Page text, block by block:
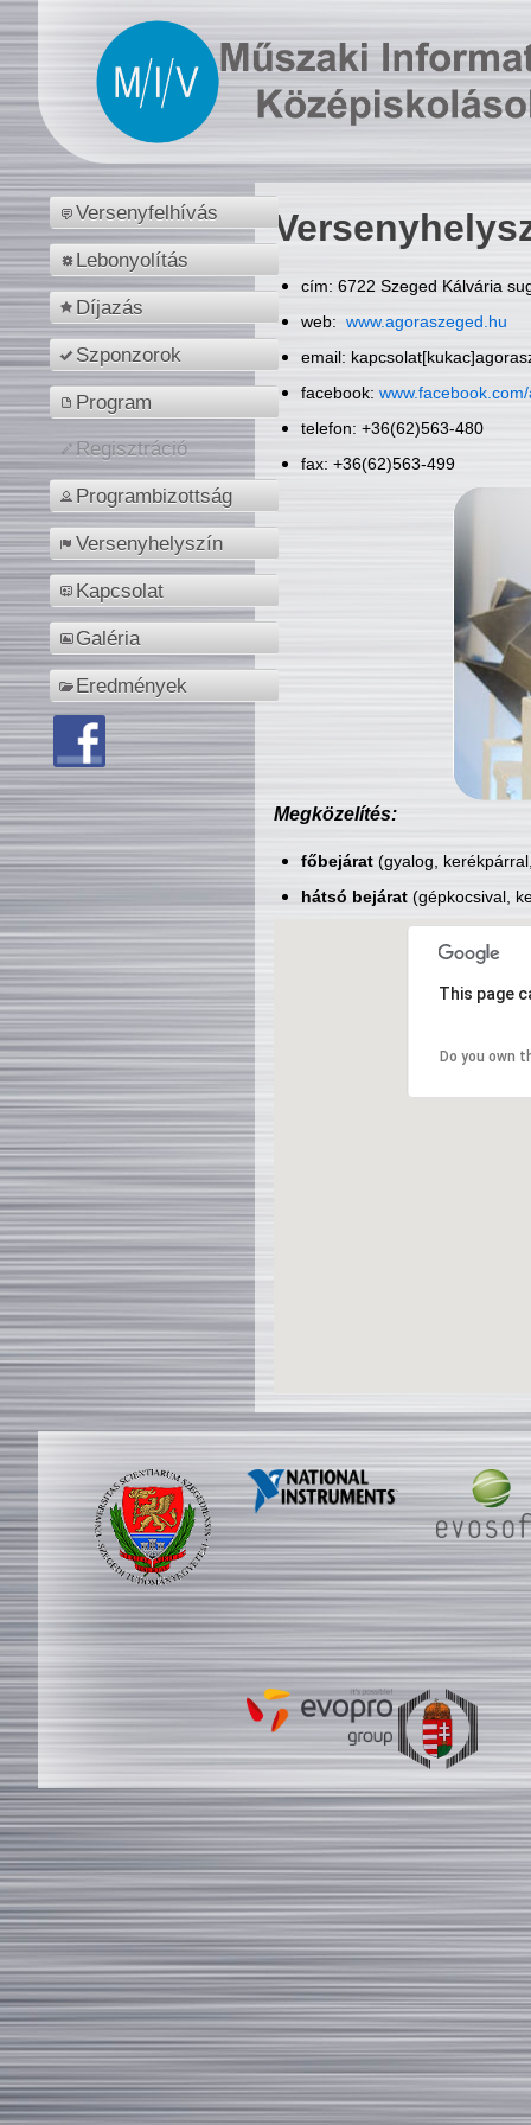
Versenyfelhívás
Lebonyolítás
Díjazás
Szponzorok
Program
Regisztráció
Programbizottság
Versenyhelyszín
Kapcsolat
Galéria
Eredmények
cím: 6722 Szeged Kálvária
web: www.agoraszeged.hu
email:
facebook:
telefon: +36(62)563-480
fax: +36(62)563-499
Megközelítés:
főbejárat(gyalog,
hátsó bejárat(gépkocsival,
This page
Do you own